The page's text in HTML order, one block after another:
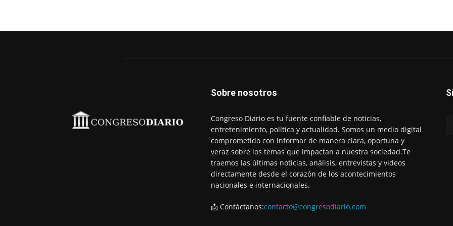
Sobre nosotros
Congreso Diario es tu fuente confiable de noticias,
entretenimiento, política y actualidad. Somos un medio digital
comprometido con informar de manera clara, oportuna y
veraz sobre los temas que impactan a nuestra sociedad.Te
traemos las últimas noticias, análisis, entrevistas y videos
directamente desde el corazón de los acontecimientos
nacionales e internacionales.
📩 Contáctanos:contacto@congresodiario.com